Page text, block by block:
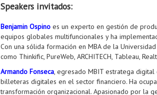
Speakers invitados:
Benjamin Ospino es un experto en gestión de
equipos globales multifuncionales y ha
Con una sólida formación en MBA de la
como Thinkific, PureWeb, ARCHITECH, Tableau,
Armando Fonseca, egresado MBIT estratega
billeteras digitales en el sector financiero. Ha
transformación organizacional. Apasionado por la